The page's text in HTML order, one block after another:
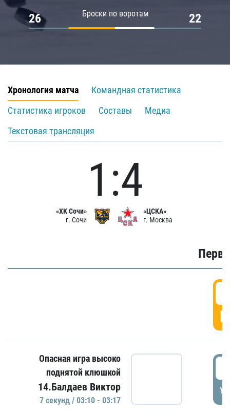
Броски по воротам
26 22
Хронология матча
Командная статистика
Статистика игроков
Составы
Медиа
Текстовая трансляция
«ХК Сочи»
г. Сочи
1:4
«ЦСКА»
г. Москва
Опасная игра высоко
поднятой клюшкой
14.Балдаев Виктор
7 секунд / 03:10 - 03:17